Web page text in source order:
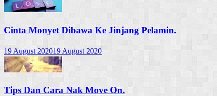
Cinta Monyet Dibawa Ke Jinjang Pelamin.
19 August 202019 August 2020
Tips Dan Cara Nak Move On.